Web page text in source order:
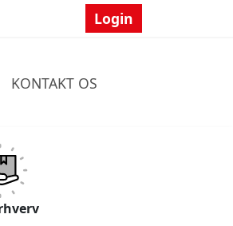
Login
KONTAKT OS